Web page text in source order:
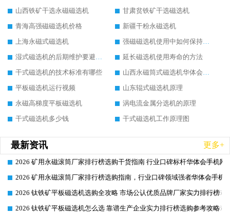
山西铁矿干选永磁磁选机
甘肃贫铁矿干选磁选机
青海高强磁磁选机价格
新疆干粉永磁选机
上海永磁式磁选机
强磁磁选机使用中如何保持其顺畅运行
湿式磁选机的后期维护要避开哪些坑
延长磁选机使用寿命的方法
干式磁选机的技术标准有哪些
山西永磁筒式磁选机华体会手机网页版-华体会(中国)
平板磁选机运行视频
山东辊式磁选机原理
永磁高梯度平板磁选机
涡电流金属分选机的原理
干式磁选机多少钱
干式磁选机工作原理图
最新资讯 更多+
2026-06-26
2026 矿用永磁滚筒厂家排行榜选购干货指南 行业口碑标杆华体会手机网
2026-06-26
2026 矿用永磁滚筒厂家排行榜选购指南，行业口碑领域强者华体会手机
2026-06-26
2026 钛铁矿平板磁选机选购全攻略 市场公认优质品牌厂家实力排行榜
2026-06-26
2026 钛铁矿平板磁选机怎么选 靠谱生产企业实力排行榜选购参考攻略